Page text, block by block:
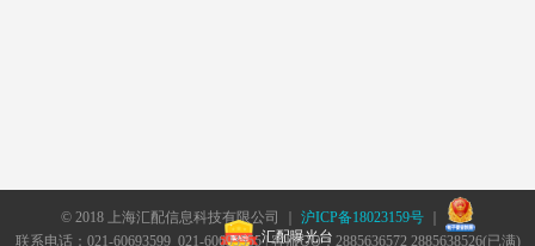
© 2018 上海汇配信息科技有限公司 ｜ 沪ICP备18023159号｜
汇配曝光台
联系电话：021-60693599 021-60693555 | 客服QQ：2885636572 2885638526(已满)